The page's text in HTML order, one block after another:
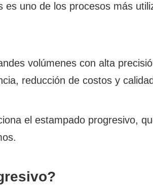
uno de los procesos más
volúmenes con alta
reducción de costos y
el estampado progresivo,